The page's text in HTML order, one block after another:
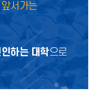
서가는
하는 대학으로